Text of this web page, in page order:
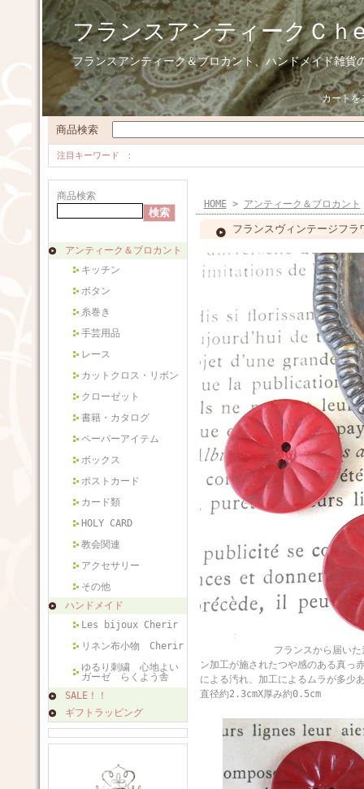
フランスアンティークＣｈ
フランスアンティーク＆ブロカント、ハンドメイド雑貨
カートを
商品検索
注目キーワード
商品検索
アンティーク＆ブロカント
キッチン
ボタン
糸巻き
手芸用品
レース
カットクロス・リボン
クローゼット
書籍・カタログ
ペーパーアイテム
ボックス
ポストカード
カード類
HOLY CARD
教会関連
アクセサリー
その他
ハンドメイド
Les bijoux Cherir
リネン布小物 Cherir
ゆるり刺繍 心地よい
ガーゼ らくよう舎
SALE！！
ギフトラッピング
HOME> アンティーク＆ブロカント
フランスヴィンテージフ
フランスから届いた素敵なヴ
ン加工が施されたつや感のある真っ
による汚れ、加工によるムラ
直径約2.3cmX厚み約0.5cm